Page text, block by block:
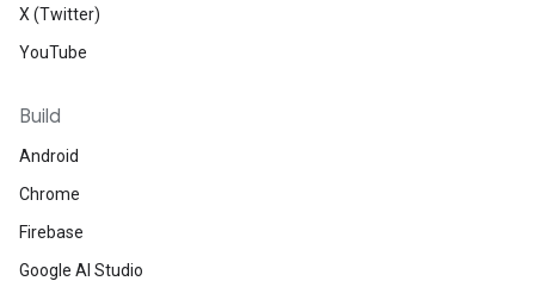
X (Twitter)
YouTube
Build
Android
Chrome
Firebase
Google AI Studio